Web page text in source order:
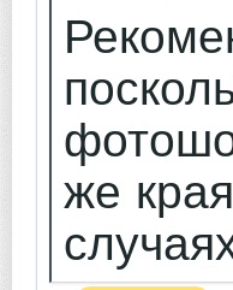
же